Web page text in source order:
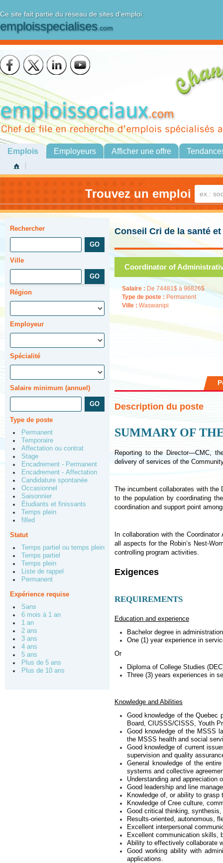
Ce site fait partie du réseau de sites d'emploi
emploisspecialises.com
Emplois Employeurs Afficher une offre
Trouvez un emploi
Rechercher
Ville
Région
Employeur
Spécialité
Salaire minimum (annuel)
Type de poste
Permanent
Temporaire
Affectation ou contrat
Stage
Encadrement - Permanent
Encadrement - Affectation
Candidature spontanée
Occasionnel
Saisonnier
Étudiants et finissants
Temps plein
filled
Statut
Temps partiel ou temps plein
Temps partiel
Temps plein
Liste de rappel
Permanent
Expérience requise
Sans
6 mois à 1 an
1 an
2 ans
3 ans
4 ans
5 ans
Plus de 5 ans
Plus de 10 ans
Conseil Cri de la santé
Coordinator of
Salaire : De 74481$ à 96826$
Type de poste : Permanent
Ville : Waswanipi
Description du poste
SUMMARY OF
Reporting to the Director—CMC,
delivery of services of the
The incumbent collaborates with the
to the population by coordinating
coordination and support point
In collaboration with the
all aspects for the Robin’s Nest-
controlling program activities.
Exigences
REQUIREMENTS
Education and experience
Bachelor degree in
One (1) year experience in
Or
Diploma of College Studies
Three (3) years experiences in
Knowledge and Abilities
Good knowledge of the Quebec
Board, CIUSSS/CISSS, Youth
Good knowledge of the MSSS
the MSSS health and social
Good knowledge of current
supervision and quality
General knowledge of the
systems and collective
Understanding and appreciation
Good leadership and line
Knowledge of, or ability to
Knowledge of Cree culture,
Good critical thinking,
Results-oriented, autonomous,
Excellent interpersonal
Excellent communication skills,
Ability to effectively collaborate
Good working ability with
applications.